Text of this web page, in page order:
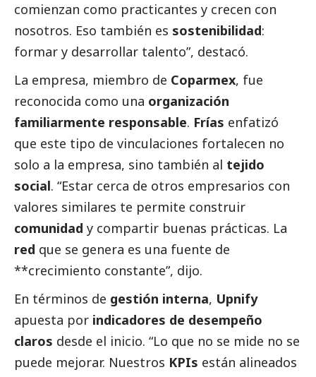
comienzan como practicantes y crecen con
nosotros. Eso también es sostenibilidad:
formar y desarrollar talento”, destacó.
La empresa, miembro de Coparmex, fue
reconocida como una organización
familiarmente responsable. Frías enfatizó
que este tipo de vinculaciones fortalecen no
solo a la empresa, sino también al tejido
social. “Estar cerca de otros empresarios con
valores similares te permite construir
comunidad y compartir buenas prácticas. La
red que se genera es una fuente de
**crecimiento constante”, dijo.
En términos de gestión interna, Upnify
apuesta por indicadores de desempeño
claros desde el inicio. “Lo que no se mide no se
puede mejorar. Nuestros KPIs están alineados